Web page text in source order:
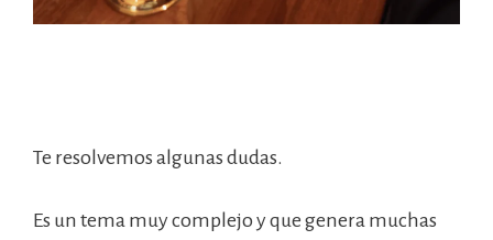
Te resolvemos algunas dudas.
Es un tema muy complejo y que genera muchas